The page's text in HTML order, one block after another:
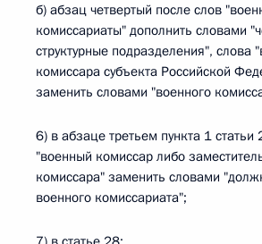
б) абзац четвертый после слов
комиссариаты" дополнить словами
структурные подразделения", слова
комиссара субъекта Российской
заменить словами "военного
6) в абзаце третьем пункта 1 статьи
"военный комиссар либо
комиссара" заменить словами
военного комиссариата";